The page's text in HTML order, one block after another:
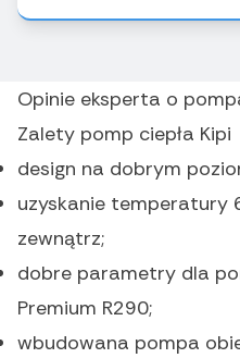
Opinie eksperta o
Zalety pomp ciepła Kipi
design na dobrym
uzyskanie temperatury
zewnątrz;
dobre parametry dla
Premium R290;
wbudowana pompa